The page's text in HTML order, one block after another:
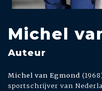
Michel
Auteur
Michel van Egmond
sportschrijver van